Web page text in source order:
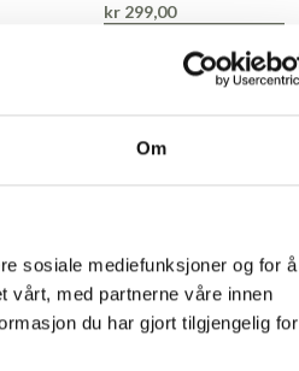
Om
sosiale mediefunksjoner og for å
vårt, med partnerne våre innen
du har gjort tilgjengelig for
kr299,00